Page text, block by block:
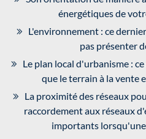
énergétiques de
L'environnement : ce
pas présenter
Le plan local d'urbanisme :
que le terrain à la vente
La proximité des réseaux
raccordement aux réseaux
importants lorsqu'une